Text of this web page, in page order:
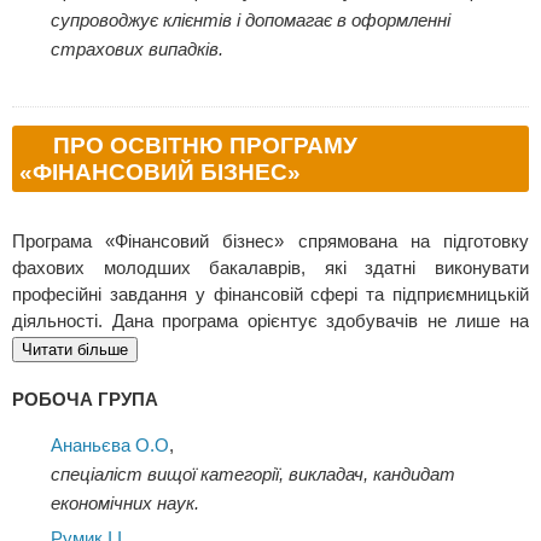
супроводжує клієнтів і допомагає в оформленні
страхових випадків.
ПРО ОСВІТНЮ ПРОГРАМУ
«ФІНАНСОВИЙ БІЗНЕС»
Програма «Фінансовий бізнес» спрямована на підготовку
фахових молодших бакалаврів, які здатні виконувати
професійні завдання у фінансовій сфері та підприємницькій
діяльності. Дана програма орієнтує здобувачів не лише на
роботу у великих фінансових структурах, а й на створення
відповідає сучасному тренду самозайнятості.
Навчальний план поєднує знання з фінансів, підприємництва
та інформаційних технологій. Це забезпечує широке бачення
фінансової сфери та здатність адаптуватися до змін, які
Читати більше
РОБОЧА ГРУПА
Ананьєва О.О,
спеціаліст вищої категорії, викладач, кандидат
економічних наук.